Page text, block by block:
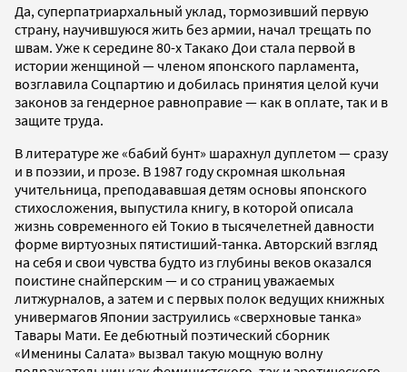
Да, суперпатриархальный уклад, тормозивший первую
страну, научившуюся жить без армии, начал трещать по
швам. Уже к середине 80-х Такако Дои стала первой в
истории женщиной — членом японского парламента,
возглавила Соцпартию и добилась принятия целой кучи
законов за гендерное равноправие — как в оплате, так и в
защите труда.
В литературе же «бабий бунт» шарахнул дуплетом — сразу
и в поэзии, и прозе. В 1987 году скромная школьная
учительница, преподававшая детям основы японского
стихосложения, выпустила книгу, в которой описала
жизнь современного ей Токио в тысячелетней давности
форме виртуозных пятистиший-танка. Авторский взгляд
на себя и свои чувства будто из глубины веков оказался
поистине снайперским — и со страниц уважаемых
литжурналов, а затем и с первых полок ведущих книжных
универмагов Японии заструились «сверхновые танка»
Тавары Мати. Ее дебютный поэтический сборник
«Именины Салата» вызвал такую мощную волну